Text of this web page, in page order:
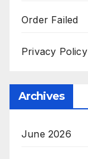
Order Failed
Privacy Policy
Archives
June 2026